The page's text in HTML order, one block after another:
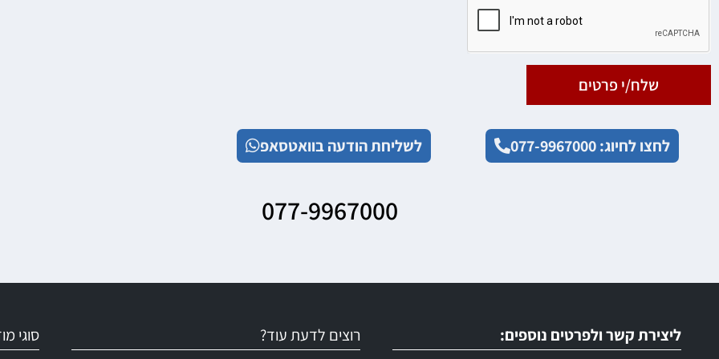
שלח/י פרטים
לחצו לחיוג: 077-9967000 לשליחת הודעה בוואטסאפ
077-9967000
ליצירת קשר ולפרטים נוספים: רוצים לדעת עוד? סוגי